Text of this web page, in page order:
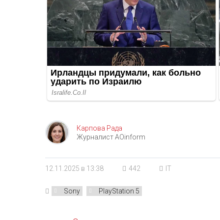
Карпова Рада
Журналист AOinform
12.11.2025 в 13:38 442 IT
Sony PlayStation 5